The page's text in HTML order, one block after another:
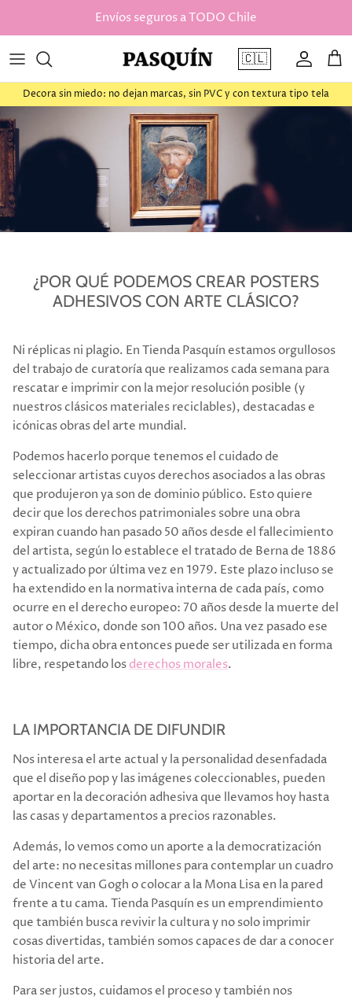
Envíos seguros a TODO Chile
🇨🇱 Cuenta
Decora sin miedo: no dejan marcas, sin PVC y con textura tipo tela
¿POR QUÉ PODEMOS CREAR POSTERS
ADHESIVOS CON ARTE CLÁSICO?
Ni réplicas ni plagio. En Tienda Pasquín estamos orgullosos
del trabajo de curatoría que realizamos cada semana para
rescatar e imprimir con la mejor resolución posible (y
nuestros clásicos materiales reciclables), destacadas e
icónicas obras del arte mundial.
Podemos hacerlo porque tenemos el cuidado de
seleccionar artistas cuyos derechos asociados a las obras
que produjeron ya son de dominio público. Esto quiere
decir que los derechos patrimoniales sobre una obra
expiran cuando han pasado 50 años desde el fallecimiento
del artista, según lo establece el tratado de Berna de 1886
y actualizado por última vez en 1979. Este plazo incluso se
ha extendido en la normativa interna de cada país, como
ocurre en el derecho europeo: 70 años desde la muerte del
autor o México, donde son 100 años. Una vez pasado ese
tiempo, dicha obra entonces puede ser utilizada en forma
libre, respetando losderechos morales.
LA IMPORTANCIA DE DIFUNDIR
Nos interesa el arte actual y la personalidad desenfadada
que el diseño pop y las imágenes coleccionables, pueden
aportar en la decoración adhesiva que llevamos hoy hasta
las casas y departamentos a precios razonables.
Además, lo vemos como un aporte a la democratización
del arte: no necesitas millones para contemplar un cuadro
de Vincent van Gogh o colocar a la Mona Lisa en la pared
frente a tu cama. Tienda Pasquín es un emprendimiento
que también busca revivir la cultura y no solo imprimir
cosas divertidas, también somos capaces de dar a conocer
historia del arte.
Para ser justos, cuidamos el proceso y también nos